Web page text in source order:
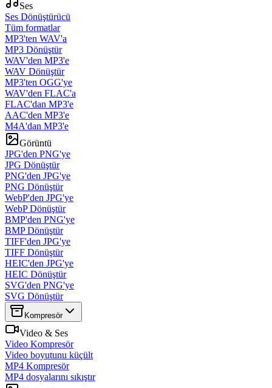
Ses
Ses Dönüştürücü
Tüm formatlar
MP3'ten WAV'a
MP3 Dönüştür
WAV'den MP3'e
WAV Dönüştür
MP3'ten OGG'ye
WAV'den FLAC'a
FLAC'dan MP3'e
AAC'den MP3'e
M4A'dan MP3'e
Görüntü
JPG'den PNG'ye
JPG Dönüştür
PNG'den JPG'ye
PNG Dönüştür
WebP'den JPG'ye
WebP Dönüştür
BMP'den PNG'ye
BMP Dönüştür
TIFF'den JPG'ye
TIFF Dönüştür
HEIC'den JPG'ye
HEIC Dönüştür
SVG'den PNG'ye
SVG Dönüştür
Kompresör
Video & Ses
Video Kompresör
Video boyutunu küçült
MP4 Kompresör
MP4 dosyalarını sıkıştır